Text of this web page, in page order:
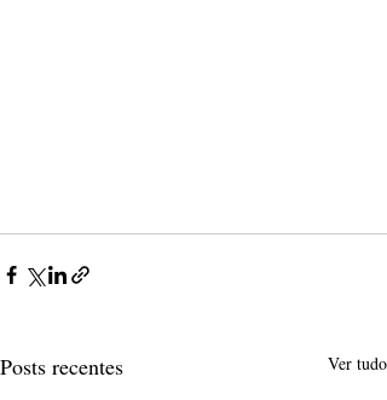
Posts recentes Ver tudo